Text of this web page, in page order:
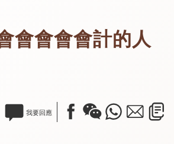
會會會會計的人
我要回應